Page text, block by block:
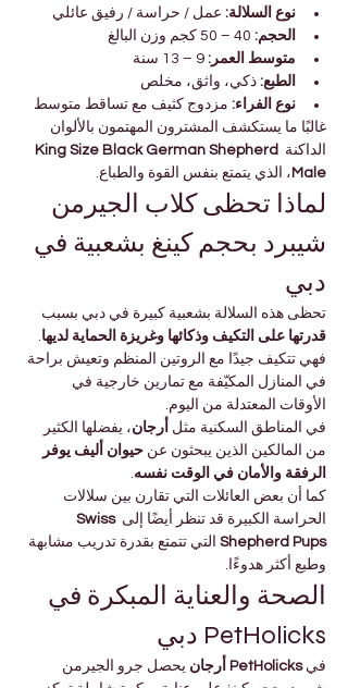
نوع السلالة: عمل / حراسة / رفيق عائلي
الحجم:
متوسط العمر:
الطبع: ذكي، واثق، مخلص
نوع الفراء: مزدوج كثيف مع تساقط متوسط
غالبًا ما يستكشف المشترون المهتمون بالألوان
الداكنة
King Size Black German Shepherd
Male، الذي يتمتع بنفس القوة والطباع.
لماذا تحظى كلاب الجيرمن
شيبرد بحجم كينغ بشعبية في
دبي
تحظى هذه السلالة بشعبية كبيرة في دبي بسبب
قدرتها على التكيف وذكائها وغريزة الحماية لديها
فهي تتكيف جيدًا مع الروتين المنظم وتعيش براحة
في المنازل المكيّفة مع تمارين خارجية في
الأوقات المعتدلة من اليوم.
في المناطق السكنية مثل أرجان، يفضلها الكثير
من المالكين الذين يبحثون عن حيوان أليف يوفر
الرفقة والأمان في الوقت نفسه
كما أن بعض العائلات التي تقارن بين سلالات
الحراسة الكبيرة قد تنظر أيضًا إلى Swiss
Shepherd Pups التي تتمتع بقدرة تدريب مشابهة
وطبع أكثر هدوءًا.
الصحة والعناية المبكرة في
PetHolicks دبي
في PetHolicks أرجان
يحصل جرو الجيرمن